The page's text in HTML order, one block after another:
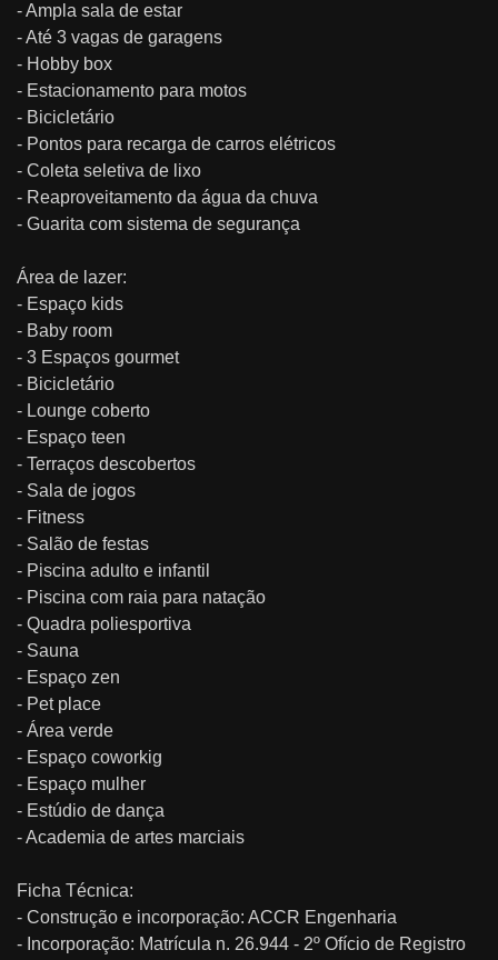
- Ampla sala de estar
- Até 3 vagas de garagens
- Hobby box
- Estacionamento para motos
- Bicicletário
- Pontos para recarga de carros elétricos
- Coleta seletiva de lixo
- Reaproveitamento da água da chuva
- Guarita com sistema de segurança
Área de lazer:
- Espaço kids
- Baby room
- 3 Espaços gourmet
- Bicicletário
- Lounge coberto
- Espaço teen
- Terraços descobertos
- Sala de jogos
- Fitness
- Salão de festas
- Piscina adulto e infantil
- Piscina com raia para natação
- Quadra poliesportiva
- Sauna
- Espaço zen
- Pet place
- Área verde
- Espaço coworkig
- Espaço mulher
- Estúdio de dança
- Academia de artes marciais
Ficha Técnica:
- Construção e incorporação: ACCR Engenharia
- Incorporação: Matrícula n. 26.944 - 2º Ofício de Registro